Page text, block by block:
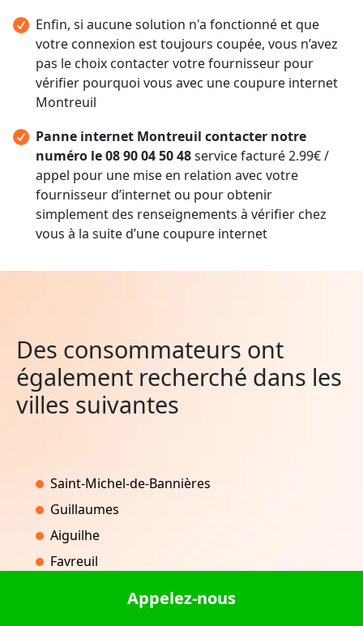
Enfin, si aucune solution n'a fonctionné et que
votre connexion est toujours coupée, vous n’avez
pas le choix contacter votre fournisseur pour
vérifier pourquoi vous avec une coupure internet
Montreuil
Panne internet Montreuil contacter notre
numéro le 08 90 04 50 48service facturé 2.99€ /
appel pour une mise en relation avec votre
fournisseur d’internet ou pour obtenir
simplement des renseignements à vérifier chez
vous à la suite d’une coupure internet
Des consommateurs ont
également recherché dans les
villes suivantes
Saint-Michel-de-Bannières
Guillaumes
Aiguilhe
Favreuil
Appelez-nous